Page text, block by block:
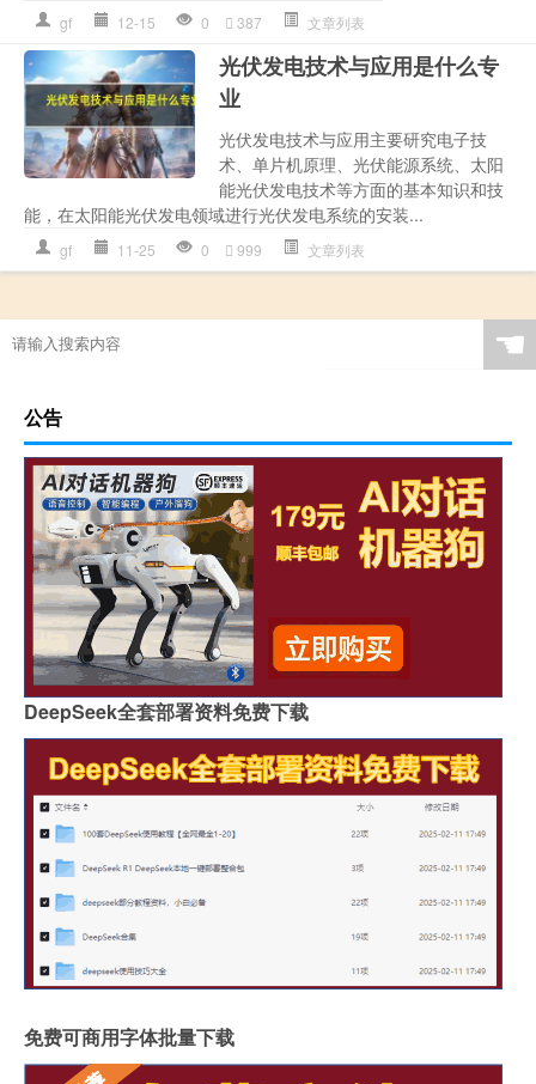
gf 12-15 0 387 文章列表
光伏发电技术与应用是什么专
业
光伏发电技术与应用主要研究电子技
术、单片机原理、光伏能源系统、太阳
能光伏发电技术等方面的基本知识和技
能，在太阳能光伏发电领域进行光伏发电系统的安装...
gf 11-25 0 999 文章列表
☚
公告
DeepSeek全套部署资料免费下载
免费可商用字体批量下载